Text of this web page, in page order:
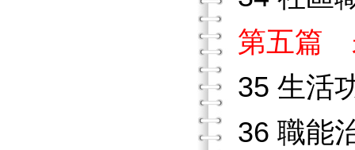
第五篇
35 生活
36 職能